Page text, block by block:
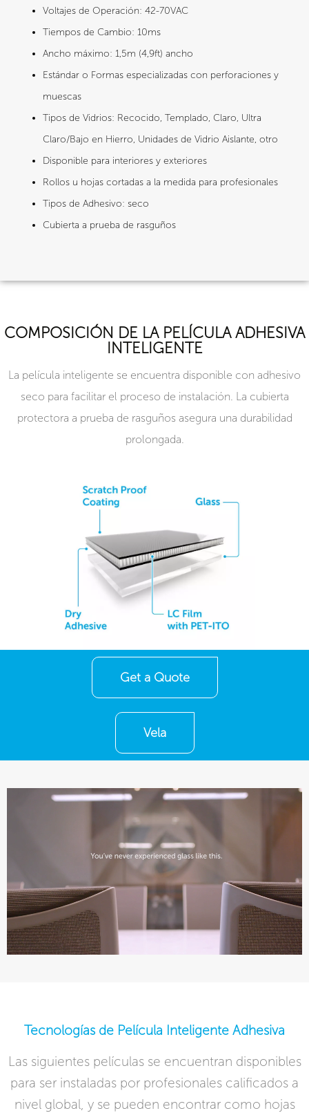
Voltajes de Operación: 42-70VAC
Tiempos de Cambio: 10ms
Ancho máximo: 1,5m (4,9ft) ancho
Estándar o Formas especializadas con perforaciones y
muescas
Tipos de Vidrios: Recocido, Templado, Claro, Ultra
Claro/Bajo en Hierro, Unidades de Vidrio Aislante, otro
Disponible para interiores y exteriores
Rollos u hojas cortadas a la medida para profesionales
Tipos de Adhesivo: seco
Cubierta a prueba de rasguños
COMPOSICIÓN DE LA PELÍCULA ADHESIVA
INTELIGENTE
La película inteligente se encuentra disponible con adhesivo
seco para facilitar el proceso de instalación. La cubierta
protectora a prueba de rasguños asegura una durabilidad
prolongada.
Get a Quote
Vela
Tecnologías de Película Inteligente Adhesiva
Las siguientes películas se encuentran disponibles
para ser instaladas por profesionales calificados a
nivel global, y se pueden encontrar como hojas